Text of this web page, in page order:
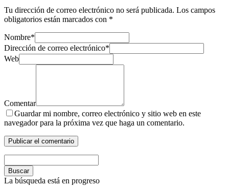
Tu dirección de correo electrónico no será publicada. Los campos
obligatorios están marcados con *
Nombre*
Dirección de correo electrónico*
Web
Comentar
Guardar mi nombre, correo electrónico y sitio web en este
navegador para la próxima vez que haga un comentario.
Buscar
La búsqueda está en progreso